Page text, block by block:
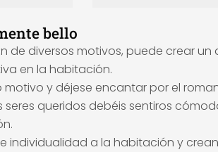
bello
diversos motivos, puede crear un
en la habitación.
y déjese encantar por el
queridos debéis sentiros
individualidad a la habitación y